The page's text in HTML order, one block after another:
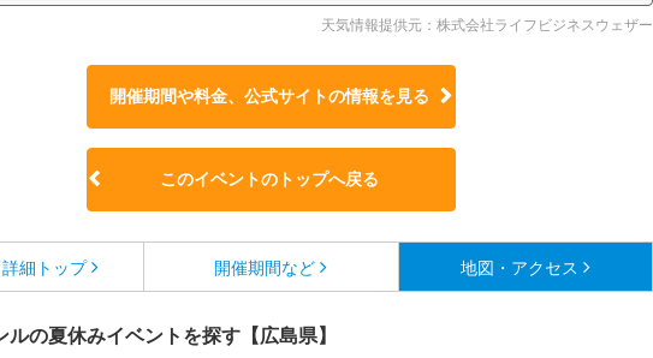
天気情報提供元：株式会社ライフビジネスウェザー
開催期間や料金、公式サイトの情報を見る
このイベントのトップへ戻る
細 トップ 開催期間など 地図・アクセス
ルの夏休みイベントを探す【広島県】